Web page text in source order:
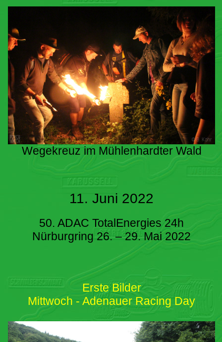
Wegekreuz im Mühlenhardter Wald
11. Juni 2022
50. ADAC TotalEnergies 24h
Nürburgring 26. – 29. Mai 2022
Erste Bilder
Mittwoch - Adenauer Racing Day